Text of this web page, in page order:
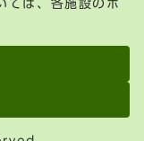
ては、各施設のホ